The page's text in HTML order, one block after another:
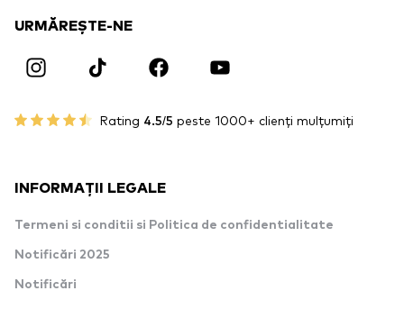
URMĂREȘTE-NE
Rating 4.5/5 peste 1000+ clienți mulțumiți
INFORMAȚII LEGALE
Termeni si conditii si Politica de confidentialitate
Notificări 2025
Notificări